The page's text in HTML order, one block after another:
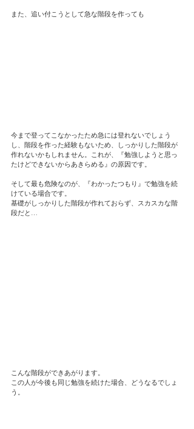
また、追い付こうとして急な階段を作っても
今まで登ってこなかったため急には登れないでしょう
し、階段を作った経験もないため、しっかりした階段が
作れないかもしれません。これが、『勉強しようと思っ
たけどできないからあきらめる』の原因です。
そして最も危険なのが、『わかったつもり』で勉強を続
けている場合です。
基礎がしっかりした階段が作れておらず、スカスカな階
段だと…
こんな階段ができあがります。
この人が今後も同じ勉強を続けた場合、どうなるでしょ
う。